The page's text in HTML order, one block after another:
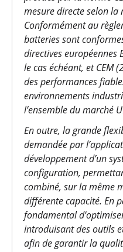
mesure directe selon la
Conformément au
batteries sont
directives européennes
le cas échéant, et CEM
des performances
environnements
l’ensemble du marché
En outre, la grande
demandée par
développement d’un
configuration,
combiné, sur la même
différente capacité. En
fondamental
introduisant des outils
afin de garantir la